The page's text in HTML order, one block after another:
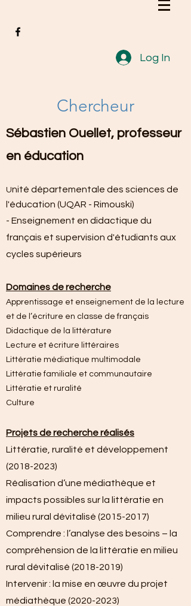
Log In
Chercheur
Sébastien Ouellet, professeur
en éducation
Unité départementale des sciences de
l'éducation (UQAR - Rimouski)
- ​ ​Enseignement en didactique du
français et supervision d'étudiants aux
cycles supérieurs
Domaines de recherche
Apprentissage et enseignement de la lecture
et de l’écriture en classe de français
Didactique de la littérature
Lecture et écriture littéraires
Littératie médiatique multimodale
Littératie familiale et communautaire
Littératie et ruralité
Culture
Projets de recherche réalisés
Littératie, ruralité et développement
(2018-2023)
Réalisation d’une médiathèque et
impacts possibles sur la littératie en
milieu rural dévitalisé (2015-2017)
Comprendre : l’analyse des besoins – la
compréhension de la littératie en milieu
rural dévitalisé (2018-2019)
Intervenir : la mise en œuvre du projet
médiathèque (2020-2023)